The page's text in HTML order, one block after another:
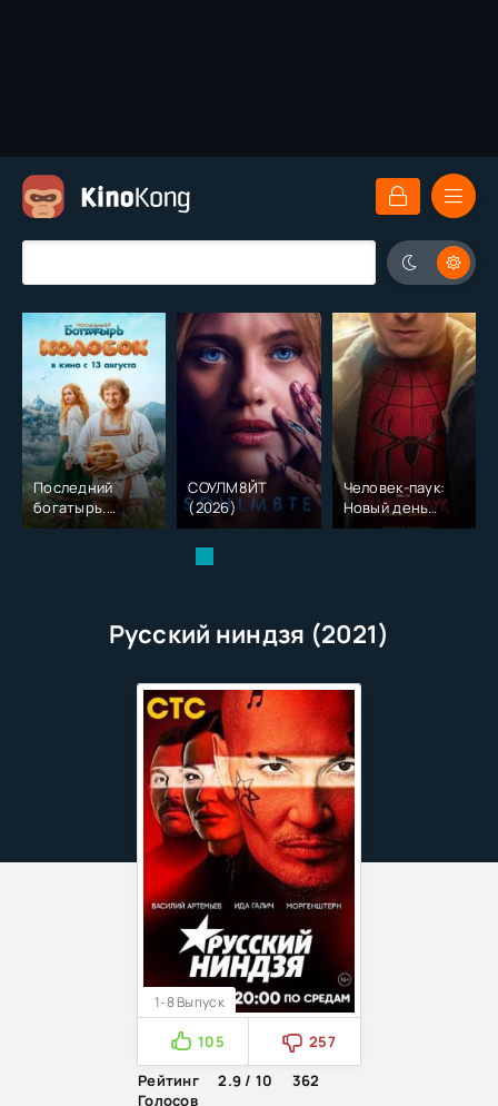
Последний
богатырь.
Колобок (2026)
СОУЛМ8ЙТ
(2026)
Человек-паук:
Новый день
(2026)
Русский ниндзя (2021)
1-8 Выпуск
105
257
Рейтинг
2.9 / 10
362
Голосов